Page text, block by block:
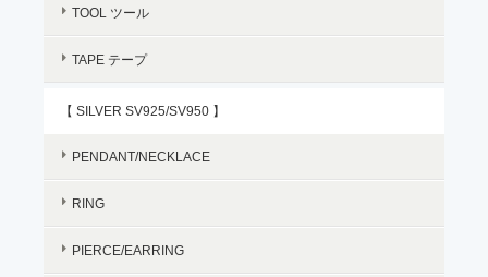
TOOL ツール
TAPE テープ
【 SILVER SV925/SV950 】
PENDANT/NECKLACE
RING
PIERCE/EARRING